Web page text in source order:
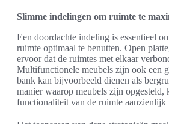
Slimme indelingen om ruimte te
Een doordachte indeling is essentieel
ruimte optimaal te benutten. Open
ervoor dat de ruimtes met elkaar
Multifunctionele meubels zijn ook een
bank kan bijvoorbeeld dienen als
manier waarop meubels zijn opgesteld,
functionaliteit van de ruimte aanzienlijk